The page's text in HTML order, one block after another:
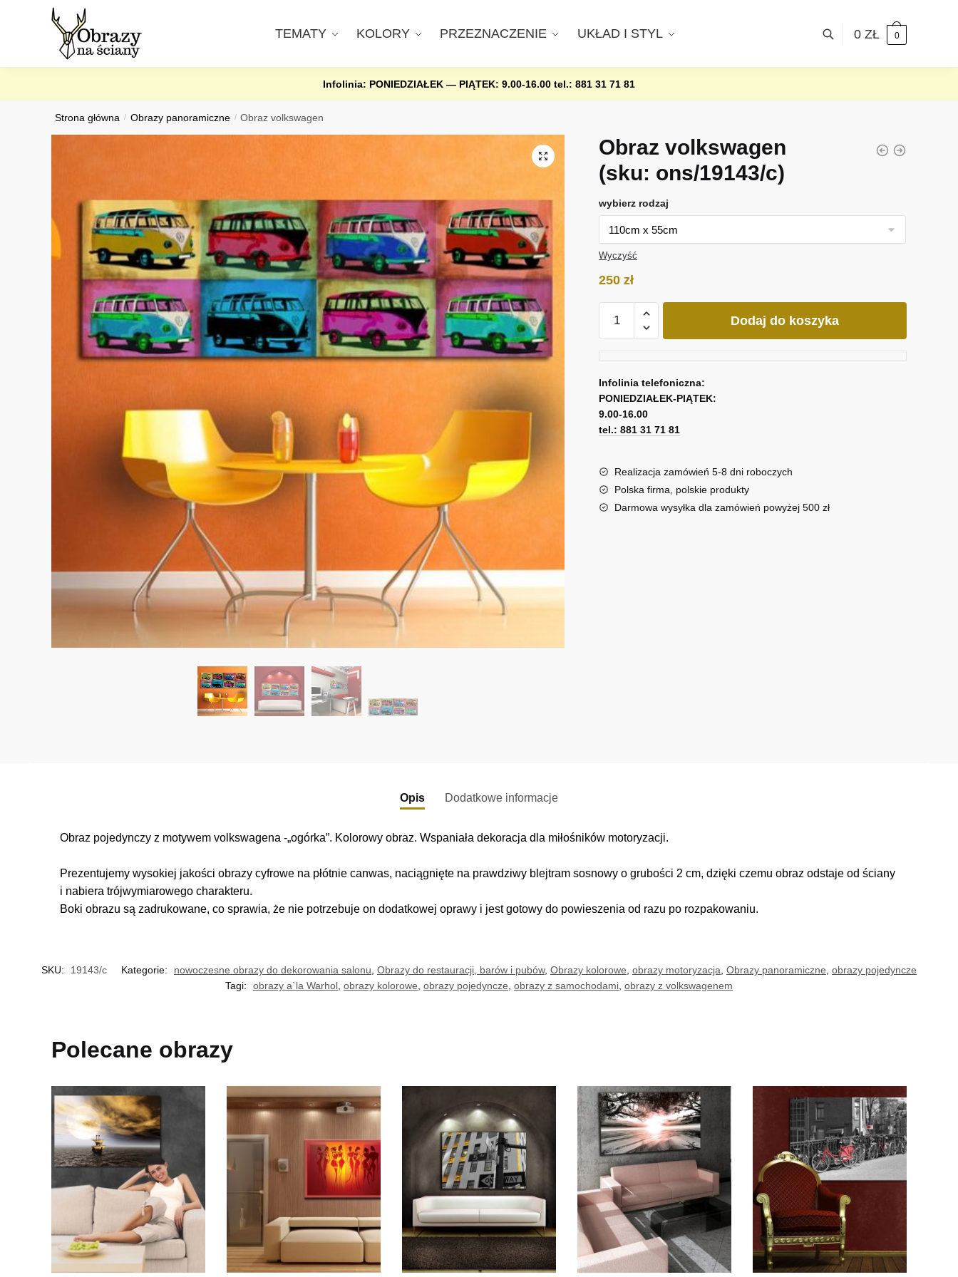
TEMATY KOLORY PRZEZNACZENIE UKŁAD I STYL 0 ZŁ 0
Infolinia: PONIEDZIAŁEK — PIĄTEK: 9.00-16.00 tel.: 881 31 71 81
Strona główna / Obrazy panoramiczne / Obraz volkswagen
Obraz volkswagen
(sku: ons/19143/c)
wybierz rodzaj
Wyczyść
250 zł
Obraz
Dodaj do koszyka
Infolinia telefoniczna:
PONIEDZIAŁEK-PIĄTEK:
9.00-16.00
tel.: 881 31 71 81
Realizacja zamówień 5-8 dni roboczych
Polska firma, polskie produkty
Darmowa wysyłka dla zamówień powyżej 500 zł
Opis Dodatkowe informacje
Obraz pojedynczy z motywem volkswagena -„ogórka”. Kolorowy obraz. Wspaniała dekoracja dla miłośników motoryzacji.
Prezentujemy wysokiej jakości obrazy cyfrowe na płótnie canwas, naciągnięte na prawdziwy blejtram sosnowy o grubości 2 cm, dzięki czemu obraz odstaje od ściany
i nabiera trójwymiarowego charakteru.
Boki obrazu są zadrukowane, co sprawia, że nie potrzebuje on dodatkowej oprawy i jest gotowy do powieszenia od razu po rozpakowaniu.
SKU: 19143/c Kategorie: nowoczesne obrazy do dekorowania salonu Obrazy do restauracji, barów i pubów, Obrazy kolorowe obrazy motoryzacja Obrazy panoramiczne obrazy pojedyncze
Tagi:
obrazy a`la Warhol obrazy kolorowe obrazy pojedyncze obrazy z samochodami obrazy z volkswagenem
Polecane obrazy